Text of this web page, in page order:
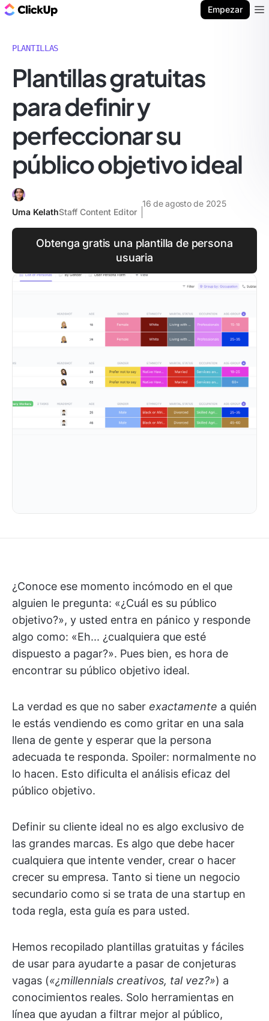
Empezar
PLANTILLAS
Plantillas gratuitas
para definir y
perfeccionar su
público objetivo ideal
Uma KelathStaff Content Editor
16 de agosto de 2025
Obtenga gratis una plantilla de persona
usuaria
¿Conoce ese momento incómodo en el que
alguien le pregunta: «¿Cuál es su público
objetivo?», y usted entra en pánico y responde
algo como: «Eh... ¿cualquiera que esté
dispuesto a pagar?». Pues bien, es hora de
encontrar su público objetivo ideal.
La verdad es que no saber exactamente a quién
le estás vendiendo es como gritar en una sala
llena de gente y esperar que la persona
adecuada te responda. Spoiler: normalmente no
lo hacen. Esto dificulta el análisis eficaz del
público objetivo.
Definir su cliente ideal no es algo exclusivo de
las grandes marcas. Es algo que debe hacer
cualquiera que intente vender, crear o hacer
crecer su empresa. Tanto si tiene un negocio
secundario como si se trata de una startup en
toda regla, esta guía es para usted.
Hemos recopilado plantillas gratuitas y fáciles
de usar para ayudarte a pasar de conjeturas
vagas («¿millennials creativos, tal vez?») a
conocimientos reales. Solo herramientas en
línea que ayudan a filtrar mejor al público,